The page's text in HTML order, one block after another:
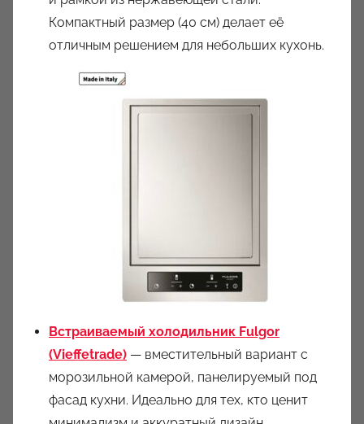
Компактный размер (40 см) делает её
отличным решением для небольших кухонь.
Встраиваемый холодильник Fulgor
(Vieffetrade) — вместительный вариант с
морозильной камерой, панелируемый под
фасад кухни. Идеально для тех, кто ценит